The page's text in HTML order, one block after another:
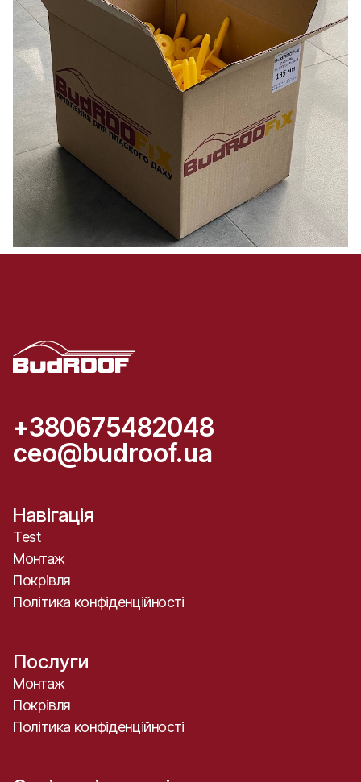
+380675482048
ceo@budroof.ua
Навігація
Test
Монтаж
Покрівля
Політика конфіденційності
Послуги
Монтаж
Покрівля
Політика конфіденційності